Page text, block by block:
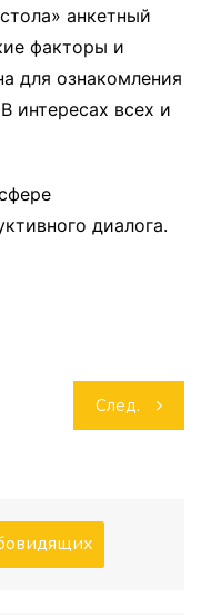
анкетный
факторы и
для ознакомления
интересах всех и
диалога.
След.